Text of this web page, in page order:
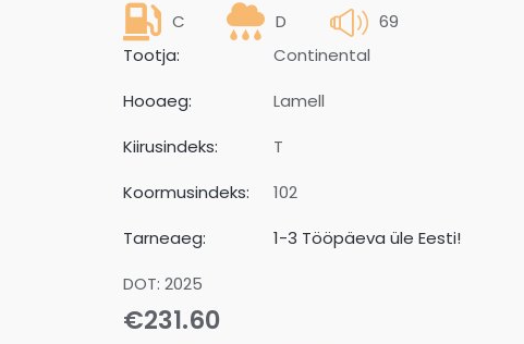
C D
69
Tootja:
Continental
Hooaeg:
Lamell
Kiirusindeks:
T
Koormusindeks:
102
Tarneaeg:
1-3 Tööpäeva üle Eesti!
DOT: 2025
€231.60